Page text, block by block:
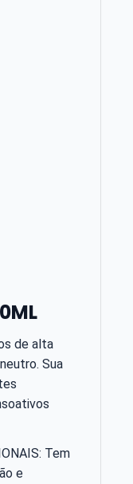
de alta
Sua
Tem
e